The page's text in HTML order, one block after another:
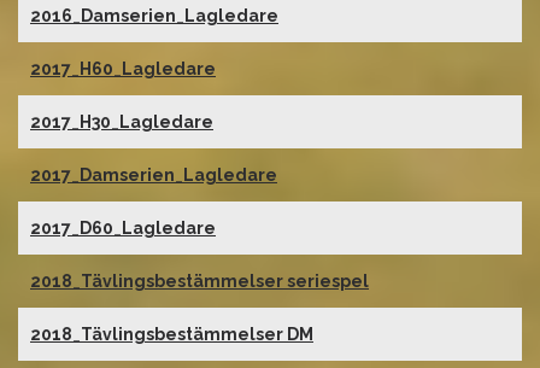
2016_Damserien_Lagledare
2017_H60_Lagledare
2017_H30_Lagledare
2017_Damserien_Lagledare
2017_D60_Lagledare
2018_Tävlingsbestämmelser seriespel
2018_Tävlingsbestämmelser DM